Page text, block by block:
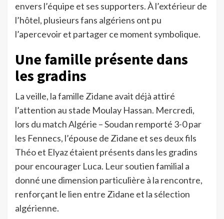
envers l’équipe et ses supporters. À l’extérieur de
l’hôtel, plusieurs fans algériens ont pu
l’apercevoir et partager ce moment symbolique.
Une famille présente dans
les gradins
La veille, la famille Zidane avait déjà attiré
l’attention au stade Moulay Hassan. Mercredi,
lors du match Algérie – Soudan remporté 3-0 par
les Fennecs, l’épouse de Zidane et ses deux fils
Théo et Elyaz étaient présents dans les gradins
pour encourager Luca. Leur soutien familial a
donné une dimension particulière à la rencontre,
renforçant le lien entre Zidane et la sélection
algérienne.